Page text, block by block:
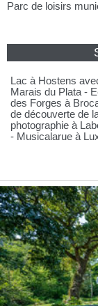
Parc de loisirs
Lac à Hostens
Marais du Plata -
des Forges à
de découverte de
photographie à
- Musicalarue à